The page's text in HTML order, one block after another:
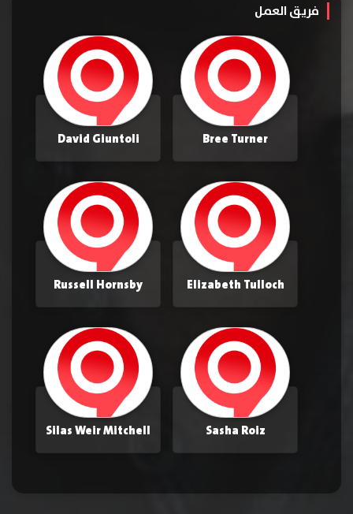
فريق العمل
Bree Turner
David Giuntoli
Elizabeth Tulloch
Russell Hornsby
Sasha Roiz
Silas Weir Mitchell